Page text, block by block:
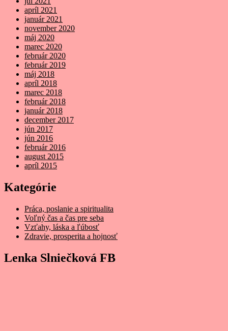
apríl 2021
január 2021
november 2020
máj 2020
marec 2020
február 2020
február 2019
máj 2018
apríl 2018
marec 2018
február 2018
január 2018
december 2017
jún 2017
jún 2016
február 2016
august 2015
apríl 2015
Kategórie
Práca, poslanie a spiritualita
Voľný čas a čas pre seba
Vzťahy, láska a ľúbosť
Zdravie, prosperita a hojnosť
Lenka Slniečková FB